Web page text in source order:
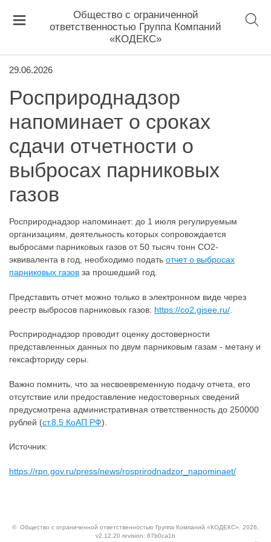
Общество с ограниченной
ответственностью Группа Компаний
«КОДЕКС»
29.06.2026
Росприроднадзор
напоминает о сроках
сдачи отчетности о
выбросах парниковых
газов
Росприроднадзор напоминает: до 1 июля регулируемым
организациям, деятельность которых сопровождается
выбросами парниковых газов от 50 тысяч тонн CO2-
эквивалента в год, необходимо подать отчет о выбросах
парниковых газов за прошедший год.
Представить отчет можно только в электронном виде через
реестр выбросов парниковых газов: https://co2.gisee.ru/
Росприроднадзор проводит оценку достоверности
представленных данных по двум парниковым газам - метану и
гексафториду серы.
Важно помнить, что за несвоевременную подачу отчета, его
отсутствие или предоставление недостоверных сведений
предусмотрена административная ответственность до 250000
рублей (ст.8.5 КоАП РФ).
Источник:
https://rpn.gov.ru/press/news/rosprirodnadzor_napominaet/
© Общество с ограниченной ответственностью Группа Компаний «КОДЕКС» , 2026,
v2.12.20 revision: 67b0ca1b